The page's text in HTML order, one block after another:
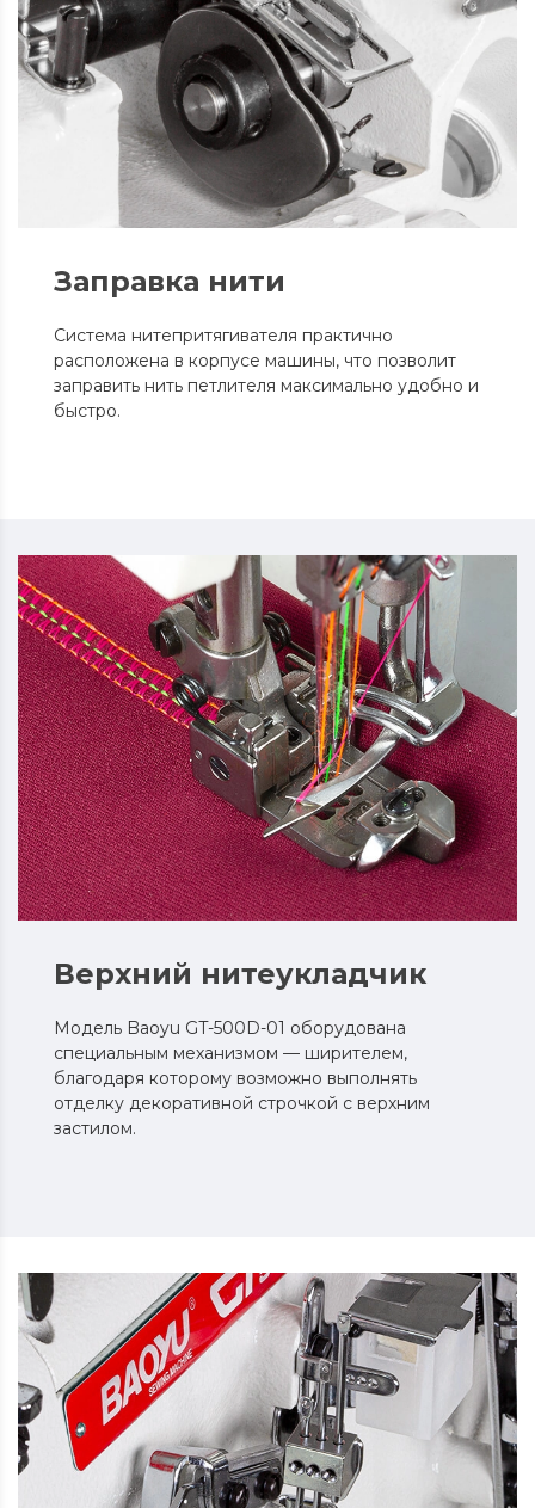
Заправка нити
Система нитепритягивателя практично
расположена в корпусе машины, что позволит
заправить нить петлителя максимально удобно и
быстро.
Верхний нитеукладчик
Модель Baoyu GT-500D-01 оборудована
специальным механизмом — ширителем,
благодаря которому возможно выполнять
отделку декоративной строчкой с верхним
застилом.